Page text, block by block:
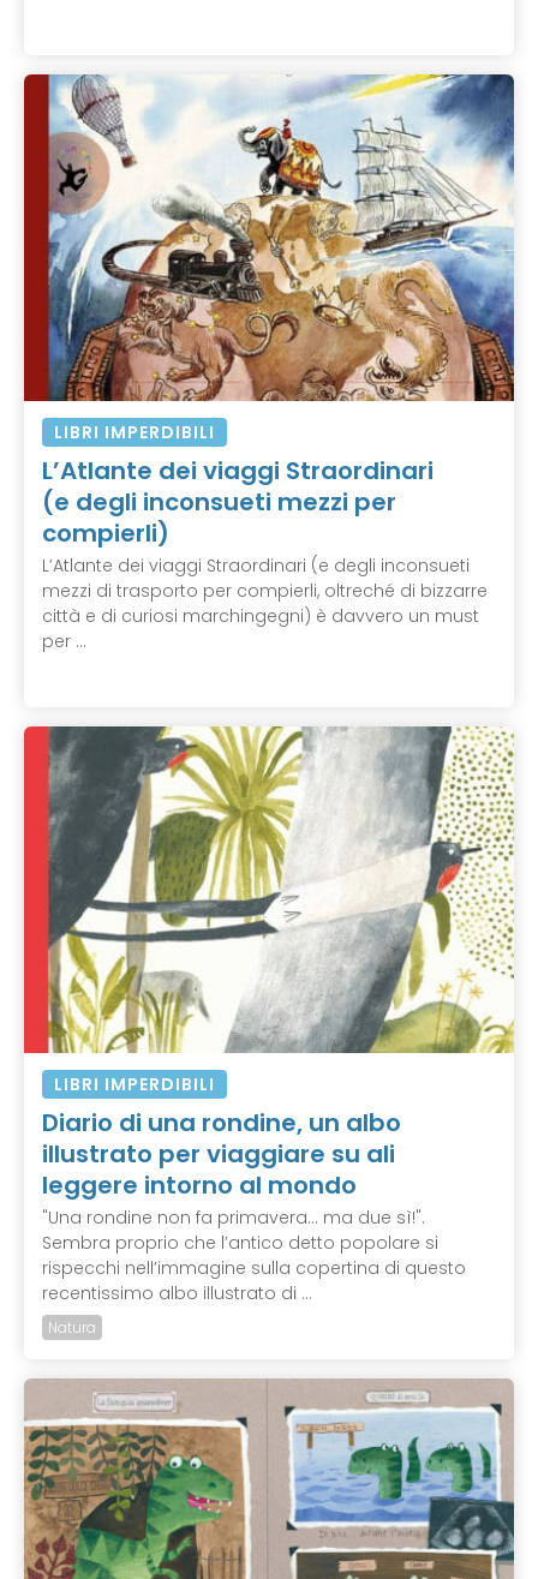
LIBRI IMPERDIBILI
L’Atlante dei viaggi Straordinari
(e degli inconsueti mezzi per
compierli)
L’Atlante dei viaggi Straordinari (e degli inconsueti
mezzi di trasporto per compierli, oltreché di bizzarre
città e di curiosi marchingegni) è davvero un must
per ...
LIBRI IMPERDIBILI
Diario di una rondine, un albo
illustrato per viaggiare su ali
leggere intorno al mondo
"Una rondine non fa primavera… ma due sì!".
Sembra proprio che l’antico detto popolare si
rispecchi nell’immagine sulla copertina di questo
recentissimo albo illustrato di ...
Natura